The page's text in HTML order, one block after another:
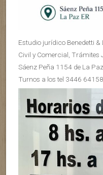
Estudio jurídico Benedetti
Civil y Comercial, Trámites
Sáenz Peña 1154 de La Paz
Turnos a los tel 3446